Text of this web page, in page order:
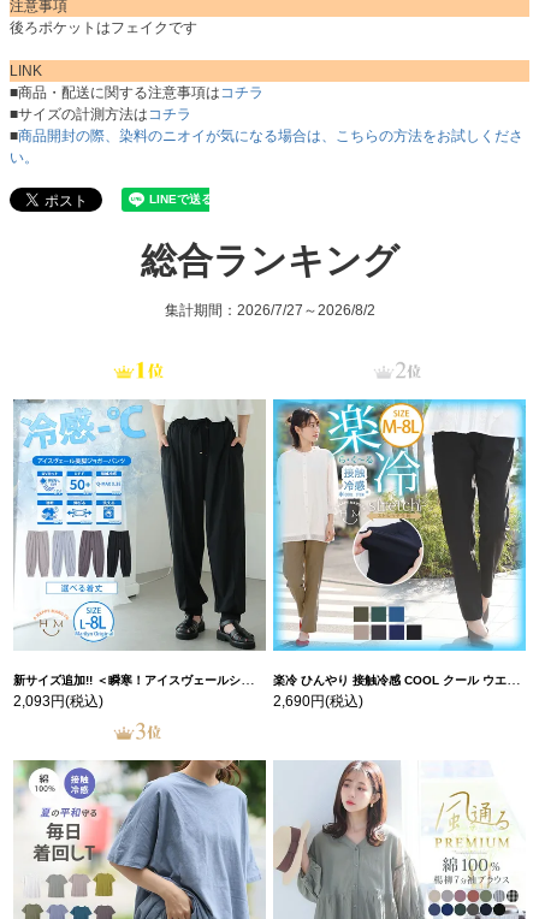
注意事項
後ろポケットはフェイクです
LINK
■商品・配送に関する注意事項はコチラ
■サイズの計測方法はコチラ
■商品開封の際、染料のニオイが気になる場合は、こちらの方法をお試しくださ
い。
総合ランキング
集計期間：2026/7/27～2026/8/2
新サイズ追加!! ＜瞬寒！アイスヴェールシリーズ＞ 美脚 ジョガーパンツ 【ウェストゴム】 【ストレッチ】 | 大きいサイズの通販ならハッピーマリリン
2,093円(税込)
楽冷 ひんやり 接触冷感 COOL クール ウエストゴム 楽ちん ストレッチ 美脚 レギパン 【ストレッチ】 | 大きいサイズの通販ならハッピーマリリン
2,690円(税込)